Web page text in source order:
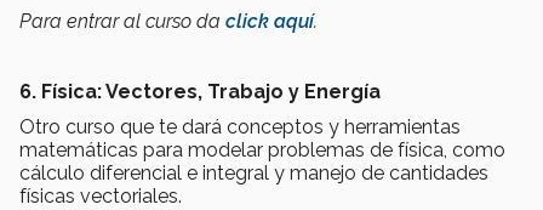
Para entrar al curso da click aquí.
6. Física: Vectores, Trabajo y Energía
Otro curso que te dará conceptos y herramientas
matemáticas para modelar problemas de física, como
cálculo diferencial e integral y manejo de cantidades
físicas vectoriales.